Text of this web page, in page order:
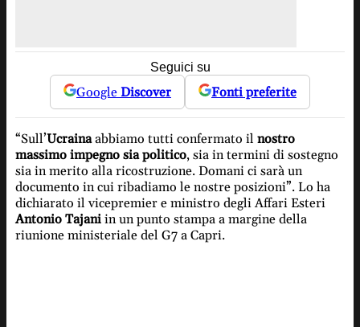
Seguici su
Google Discover Fonti preferite
“Sull’Ucrainaabbiamo tutti confermato il nostro
massimo impegno sia politico, sia in termini di sostegno
sia in merito alla ricostruzione. Domani ci sarà un
documento in cui ribadiamo le nostre posizioni”. Lo ha
dichiarato il vicepremier e ministro degli Affari Esteri
Antonio Tajaniin un punto stampa a margine della
riunione ministeriale del G7 a Capri.